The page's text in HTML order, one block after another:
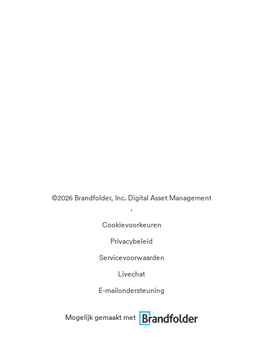
©2026 Brandfolder, Inc. Digital Asset Management
·
Cookievoorkeuren
Privacybeleid
Servicevoorwaarden
Livechat
E-mailondersteuning
Mogelijk gemaakt met